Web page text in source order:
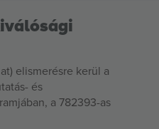
elismerésre kerül a
és
a 782393-as